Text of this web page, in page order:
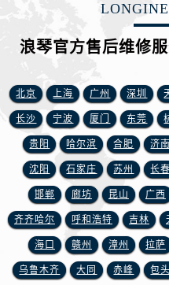
浪琴官方售后维修
北京 上海 广州 深圳
长沙 宁波 厦门 东莞
贵阳 哈尔滨 合肥 济南
沈阳 石家庄 苏州 长春
邯郸 廊坊 昆山 广西
齐齐哈尔 呼和浩特 吉林
海口 赣州 漳州 拉萨
乌鲁木齐 大同 赤峰 包头